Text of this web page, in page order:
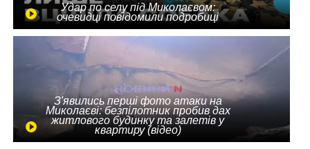
Удар по селу під Миколаєвом:
очевидці повідомили подробиці
З'явились перші фото атаки на
Миколаєві: безпілотник пробив дах
житлового будинку та залетів у
квартиру (відео)